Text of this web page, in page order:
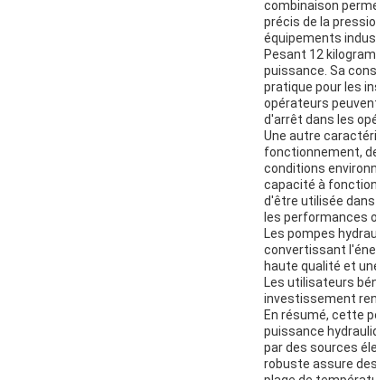
combinaison
précis de la
équipements
Pesant 12
puissance. Sa
pratique pour les
opérateurs
d'arrêt dans les
Une autre
fonctionnement,
conditions
capacité à
d'être utilisée
les performances
Les pompes
convertissant
haute qualité et
Les utilisateurs
investissement
En résumé, cette
puissance
par des sources
robuste assure